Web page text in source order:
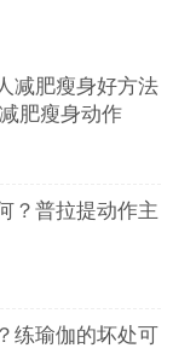
减肥瘦身好方法
肥瘦身动作
？普拉提动作主
练瑜伽的坏处可